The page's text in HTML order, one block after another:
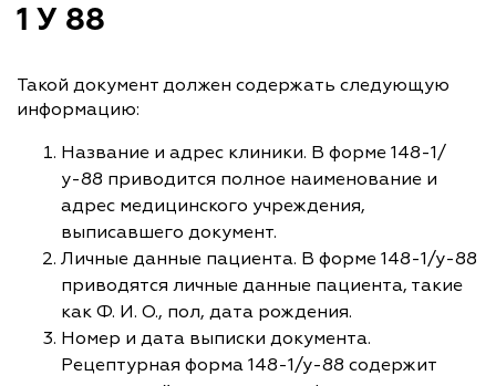
1 У 88
Такой документ должен содержать следующую
информацию:
Название и адрес клиники. В форме 148-1/
у-88 приводится полное наименование и
адрес медицинского учреждения,
выписавшего документ.
Личные данные пациента. В форме 148-1/у-88
приводятся личные данные пациента, такие
как Ф. И. О., пол, дата рождения.
Номер и дата выписки документа.
Рецептурная форма 148-1/у-88 содержит